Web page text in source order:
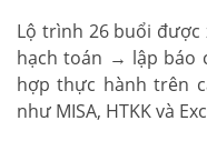
Lộ trình 26 buổi
hạch toán → lập báo
hợp thực hành trên
như MISA, HTKK và